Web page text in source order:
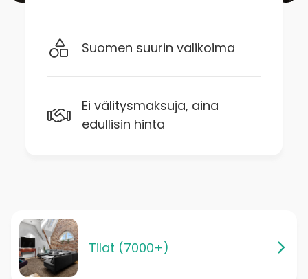
Suomen suurin valikoima
Ei välitysmaksuja, aina
edullisin hinta
Tilat (7000+)